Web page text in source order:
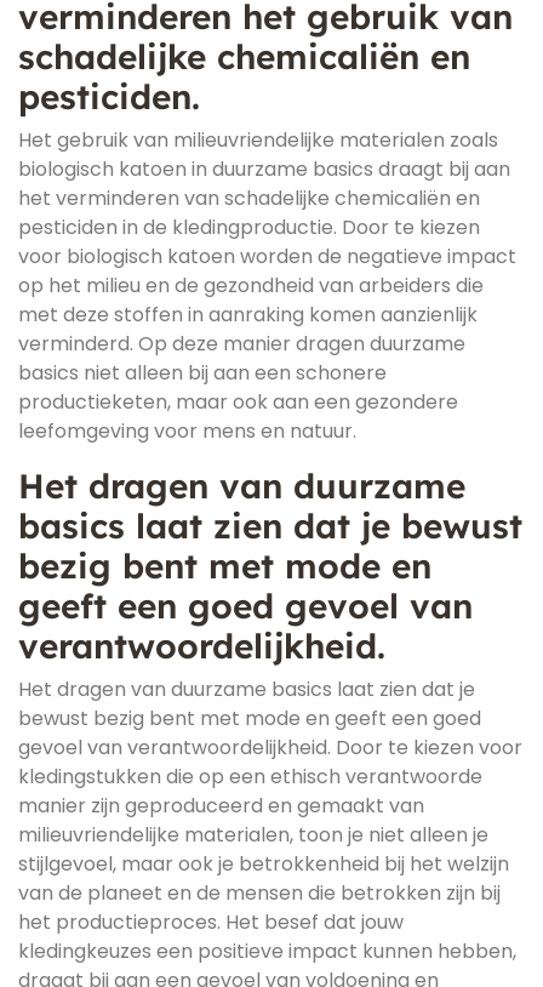
verminderen het gebruik van
schadelijke chemicaliën en
pesticiden.
Het gebruik van milieuvriendelijke materialen zoals
biologisch katoen in duurzame basics draagt bij aan
het verminderen van schadelijke chemicaliën en
pesticiden in de kledingproductie. Door te kiezen
voor biologisch katoen worden de negatieve impact
op het milieu en de gezondheid van arbeiders die
met deze stoffen in aanraking komen aanzienlijk
verminderd. Op deze manier dragen duurzame
basics niet alleen bij aan een schonere
productieketen, maar ook aan een gezondere
leefomgeving voor mens en natuur.
Het dragen van duurzame
basics laat zien dat je bewust
bezig bent met mode en
geeft een goed gevoel van
verantwoordelijkheid.
Het dragen van duurzame basics laat zien dat je
bewust bezig bent met mode en geeft een goed
gevoel van verantwoordelijkheid. Door te kiezen voor
kledingstukken die op een ethisch verantwoorde
manier zijn geproduceerd en gemaakt van
milieuvriendelijke materialen, toon je niet alleen je
stijlgevoel, maar ook je betrokkenheid bij het welzijn
van de planeet en de mensen die betrokken zijn bij
het productieproces. Het besef dat jouw
kledingkeuzes een positieve impact kunnen hebben,
draagt bij aan een gevoel van voldoening en